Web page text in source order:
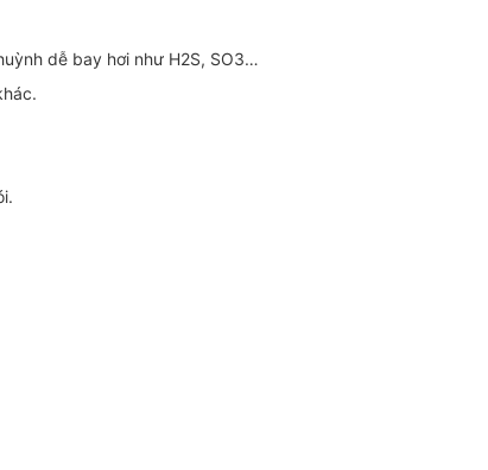
dễ bay hơi như H2S, SO3…